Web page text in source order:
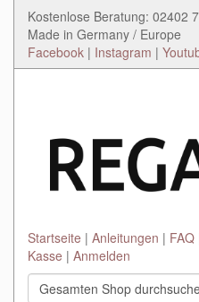
Kostenlose Beratung: 02402
Made in Germany / Europe
Facebook | Instagram |
Startseite Anleitungen FAQ
Kasse
Anmelden